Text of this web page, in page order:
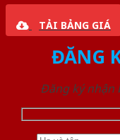
TẢI BẢNG GIÁ
ĐĂNG
Đăng ký nhận